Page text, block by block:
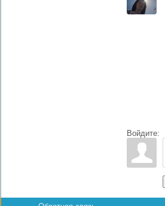
Войдите: